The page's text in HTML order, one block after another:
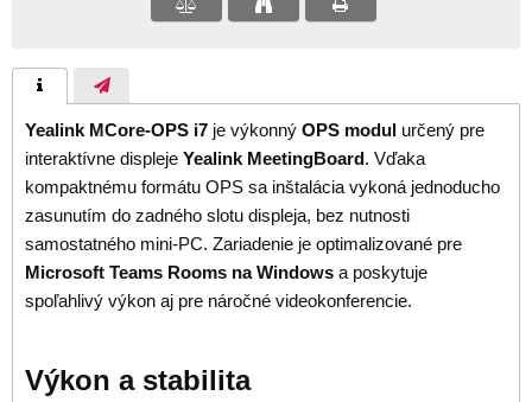
Yealink MCore-OPS i7 je výkonný OPS modul určený pre
interaktívne displeje Yealink MeetingBoard. Vďaka
kompaktnému formátu OPS sa inštalácia vykoná jednoducho
zasunutím do zadného slotu displeja, bez nutnosti
samostatného mini-PC. Zariadenie je optimalizované pre
Microsoft Teams Rooms na Windows a poskytuje
spoľahlivý výkon aj pre náročné videokonferencie.
Výkon a stabilita